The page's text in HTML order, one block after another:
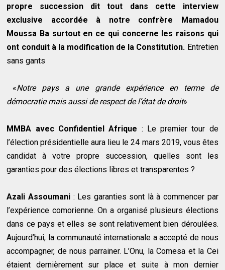
propre succession dit tout dans cette interview
exclusive accordée à notre confrère Mamadou
Moussa Ba surtout en ce qui concerne les raisons qui
ont conduit à la modification de la Constitution. Entretien
sans gants
«Notre pays a une grande expérience en terme de
démocratie mais aussi de respect de l’état de droit»
MMBA avec Confidentiel Afrique : Le premier tour de
l’élection présidentielle aura lieu le 24 mars 2019, vous êtes
candidat à votre propre succession, quelles sont les
garanties pour des élections libres et transparentes ?
Azali Assoumani : Les garanties sont là à commencer par
l’expérience comorienne. On a organisé plusieurs élections
dans ce pays et elles se sont relativement bien déroulées.
Aujourd’hui, la communauté internationale a accepté de nous
accompagner, de nous parrainer. L’Onu, la Comesa et la Cei
étaient dernièrement sur place et suite à mon dernier